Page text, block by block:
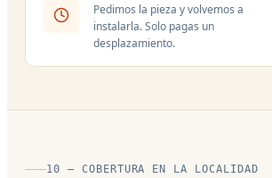
Pedimos la pieza y volvemos a
instalarla. Solo pagas un
desplazamiento.
10 — COBERTURA EN LA LOCALIDAD